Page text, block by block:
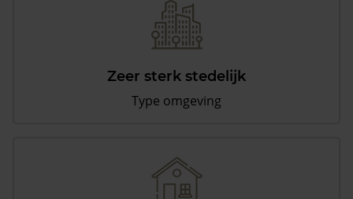
Zeer sterk stedelijk
Type omgeving